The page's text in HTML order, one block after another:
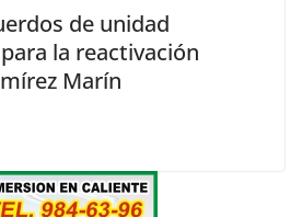
de unidad
la reactivación
Marín